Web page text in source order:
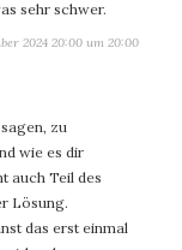
sehr schwer.
2024 20:00 um 20:00
zu
wie es dir
auch Teil des
Lösung.
das erst einmal